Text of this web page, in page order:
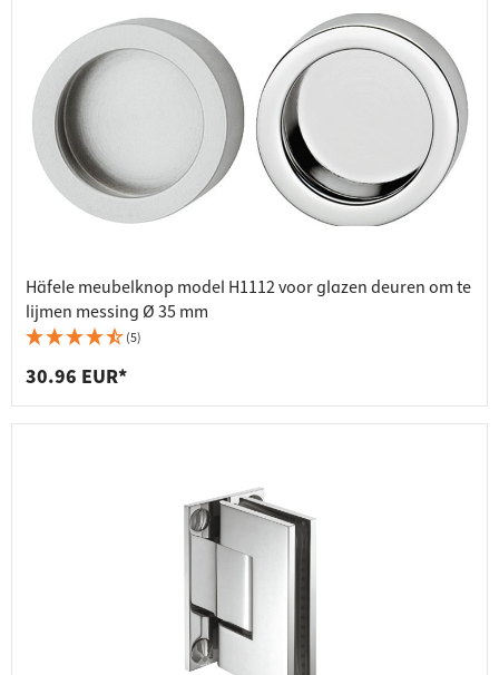
Häfele meubelknop model H1112 voor glazen deuren om te
lijmen messing Ø 35 mm
(5)
30.96 EUR*